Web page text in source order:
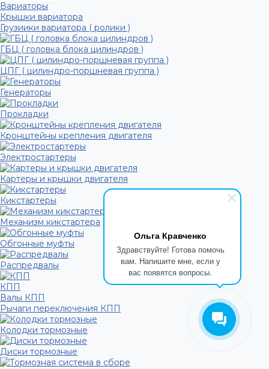
Ольга Кравченко
Здравствуйте! Готова помочь
вам. Напишите мне, если у
вас появятся вопросы.
Вариаторы
Крышки вариатора
Грузиики вариатора ( ролики )
ГБЦ ( головка блока цилиндров )
ЦПГ ( цилиндро-поршневая группа )
Генераторы
Прокладки
Кронштейны крепления двигателя
Электростартеры
Картеры и крышки двигателя
Кикстартеры
Механизм кикстартера
Обгонные муфты
Распредвалы
КПП
Валы КПП
Рычаги переключения КПП
Колодки тормозные
Диски тормозные